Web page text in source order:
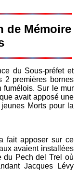
de Mémoire
du Sous-préfet et
2 premières bornes
fumélois. Sur le mur
avait apposé une
Morts pour la
fait apposer sur ce
avaient installées
du Pech del Trel où
Jacques Lévy